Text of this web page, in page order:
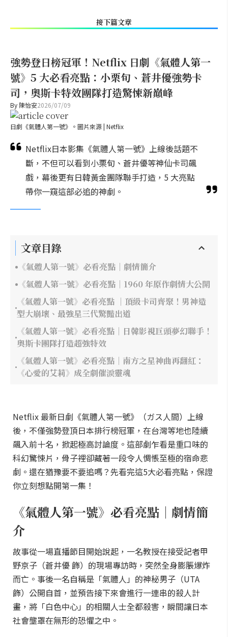
接下篇文章
強勢登日榜冠軍！Netflix 日劇《氣體人第一
號》5 大必看亮點：小栗旬、蒼井優強勢卡
司，奧斯卡特效團隊打造驚悚新巔峰
By 陳怡安2026/07/09
日劇《氣體人第一號》。圖片來源 | Netflix
Netflix日本影集《氣體人第一號》上線後話題不
斷，不但可以看到小栗旬、蒼井優等神仙卡司飆
戲，幕後更有日韓黃金團隊聯手打造，5 大亮點
帶你一窺這部必追的神劇。
文章目錄
《氣體人第一號》必看亮點｜劇情簡介
《氣體人第一號》必看亮點｜1960 年原作劇情大公開
《氣體人第一號》必看亮點 ｜頂級卡司齊聚！男神造
型大崩壞、最強星三代驚豔出道
《氣體人第一號》必看亮點｜日韓影視巨頭夢幻聯手！
奧斯卡團隊打造超強特效
《氣體人第一號》必看亮點｜南方之星神曲再翻紅：
《心愛的艾莉》成全劇催淚靈魂
Netflix 最新日劇《氣體人第一號》（ガス人間）上線
後，不僅強勢登頂日本排行榜冠軍，在台灣等地也陸續
飆入前十名，掀起極高討論度。這部劇乍看是重口味的
科幻驚悚片，骨子裡卻藏著一段令人惆悵至極的宿命悲
劇。還在猶豫要不要追嗎？先看完這5大必看亮點，保證
你立刻想點開第一集！
《氣體人第一號》必看亮點｜劇情簡
介
故事從一場直播節目開始說起，一名教授在接受記者甲
野京子（蒼井優 飾）的現場專訪時，突然全身膨脹爆炸
而亡。事後一名自稱是「氣體人」的神秘男子（UTA
飾）公開自首，並預告接下來會進行一連串的殺人計
畫，將「白色中心」的相關人士全都殺害，瞬間讓日本
社會壟罩在無形的恐懼之中。